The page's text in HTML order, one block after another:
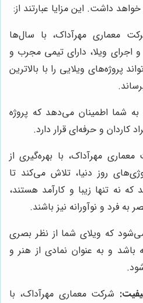
داشت. این مزایا عبارتند از:
معماری مهرآداک، با سال‌ها
اجرای ویلا، دارای تیمی مجرب و
ویلایی را با بالاترین
شما اطمینان می‌دهد که پروژه
کاردان و حرفه‌ای قرار دارد.
مهرآداک، با بهره‌گیری از
روز دنیا، تلاش می‌کند تا
که نه تنها زیبا و کارآمد هستند،
به فرد و نوآورانه نیز باشند.
که ویلای شما از نظر بصری
و به عنوان نمادی از هنر و
شرکت معماری مهرآداک، با